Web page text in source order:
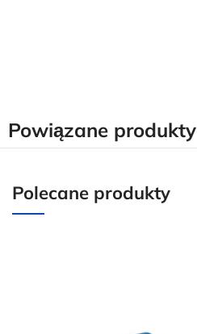
Powiązane produkty
Polecane produkty